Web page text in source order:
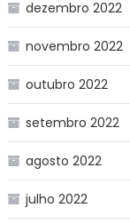
dezembro 2022
novembro 2022
outubro 2022
setembro 2022
agosto 2022
julho 2022